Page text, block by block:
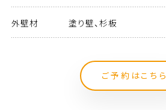
外壁材 塗り壁、杉板
ご予約はこちら